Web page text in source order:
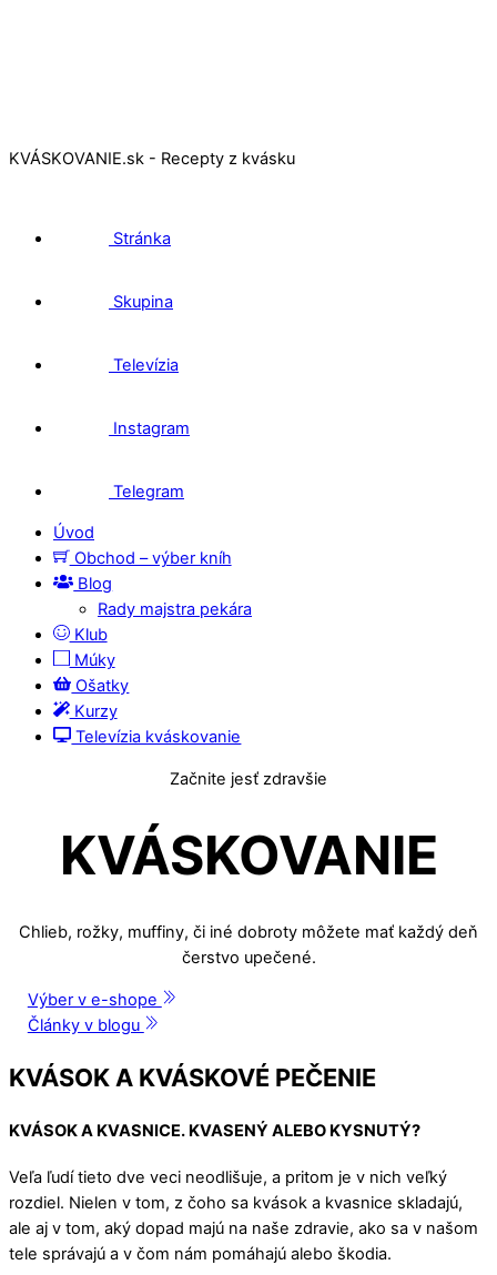
KVÁSKOVANIE.sk - Recepty z kvásku
Stránka
Skupina
Televízia
Instagram
Telegram
Úvod
Obchod – výber kníh
Blog
Rady majstra pekára
Klub
Múky
Ošatky
Kurzy
Televízia kváskovanie
Začnite jesť zdravšie
KVÁSKOVANIE
Chlieb, rožky, muffiny, či iné dobroty môžete mať každý deň
čerstvo upečené.
Výber v e-shope
Články v blogu
KVÁSOK A KVÁSKOVÉ PEČENIE
KVÁSOK A KVASNICE. KVASENÝ ALEBO KYSNUTÝ?
Veľa ľudí tieto dve veci neodlišuje, a pritom je v nich veľký
rozdiel. Nielen v tom, z čoho sa kvások a kvasnice skladajú,
ale aj v tom, aký dopad majú na naše zdravie, ako sa v našom
tele správajú a v čom nám pomáhajú alebo škodia.